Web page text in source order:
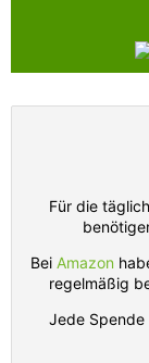
Für die
Bei Amazon
regelmäßig
Jede Spende